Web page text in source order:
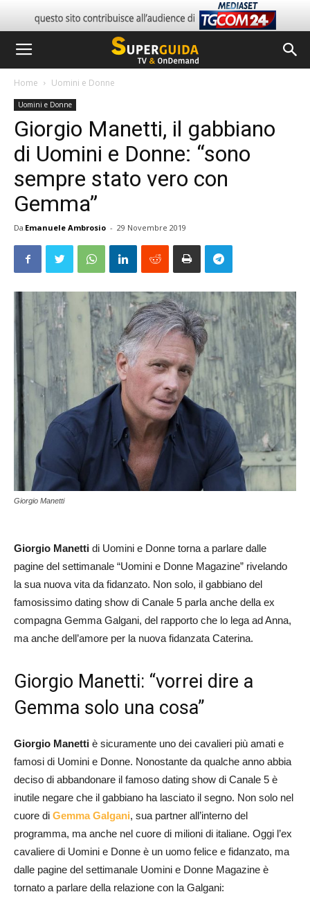
Home Uomini e Donne
Uomini e Donne
Giorgio Manetti, il gabbiano
di Uomini e Donne: “sono
sempre stato vero con
Gemma”
Da Emanuele Ambrosio - 29 Novembre 2019
Giorgio Manetti
Giorgio Manetti di Uomini e Donne torna a parlare dalle
pagine del settimanale “Uomini e Donne Magazine” rivelando
la sua nuova vita da fidanzato. Non solo, il gabbiano del
famosissimo dating show di Canale 5 parla anche della ex
compagna Gemma Galgani, del rapporto che lo lega ad Anna,
ma anche dell’amore per la nuova fidanzata Caterina.
Giorgio Manetti: “vorrei dire a
Gemma solo una cosa”
Giorgio Manetti è sicuramente uno dei cavalieri più amati e
famosi di Uomini e Donne. Nonostante da qualche anno abbia
deciso di abbandonare il famoso dating show di Canale 5 è
inutile negare che il gabbiano ha lasciato il segno. Non solo nel
cuore di Gemma Galgani, sua partner all’interno del
programma, ma anche nel cuore di milioni di italiane. Oggi l’ex
cavaliere di Uomini e Donne è un uomo felice e fidanzato, ma
dalle pagine del settimanale Uomini e Donne Magazine è
tornato a parlare della relazione con la Galgani: